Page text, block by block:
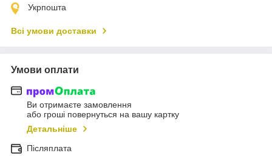
Укрпошта
Всі умови доставки
Умови оплати
Ви отримаєте замовлення
або гроші повернуться на вашу картку
Детальніше
Післяплата